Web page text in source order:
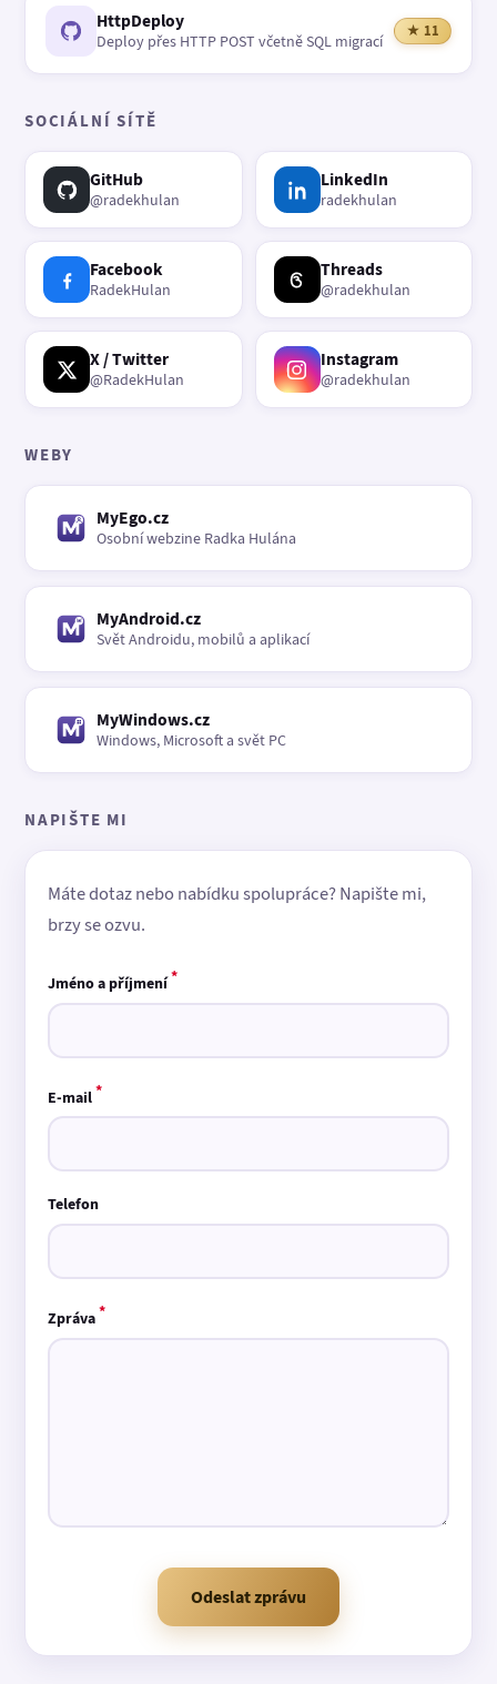
HttpDeploy
Deploy přes HTTP POST včetně SQL migrací
★ 11
SOCIÁLNÍ SÍTĚ
GitHub
@radekhulan
LinkedIn
radekhulan
Facebook
RadekHulan
Threads
@radekhulan
X / Twitter
@RadekHulan
Instagram
@radekhulan
WEBY
MyEgo.cz
Osobní webzine Radka Hulána
MyAndroid.cz
Svět Androidu, mobilů a aplikací
MyWindows.cz
Windows, Microsoft a svět PC
NAPIŠTE MI
Máte dotaz nebo nabídku spolupráce? Napište mi,
brzy se ozvu.
Jméno a příjmení*
E-mail*
Telefon
Zpráva*
Odeslat zprávu